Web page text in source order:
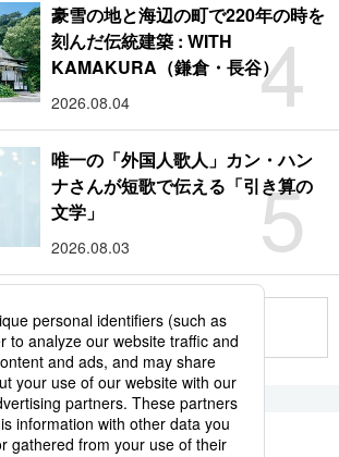
4
豪雪の地と海辺の町で220年の時を
刻んだ伝統建築 : WITH
KAMAKURA（鎌倉・長谷）
2026.08.04
5
唯一の「外国人歌人」カン・ハン
ナさんが短歌で伝える「引き算の
文学」
2026.08.03
もっと見る
ード